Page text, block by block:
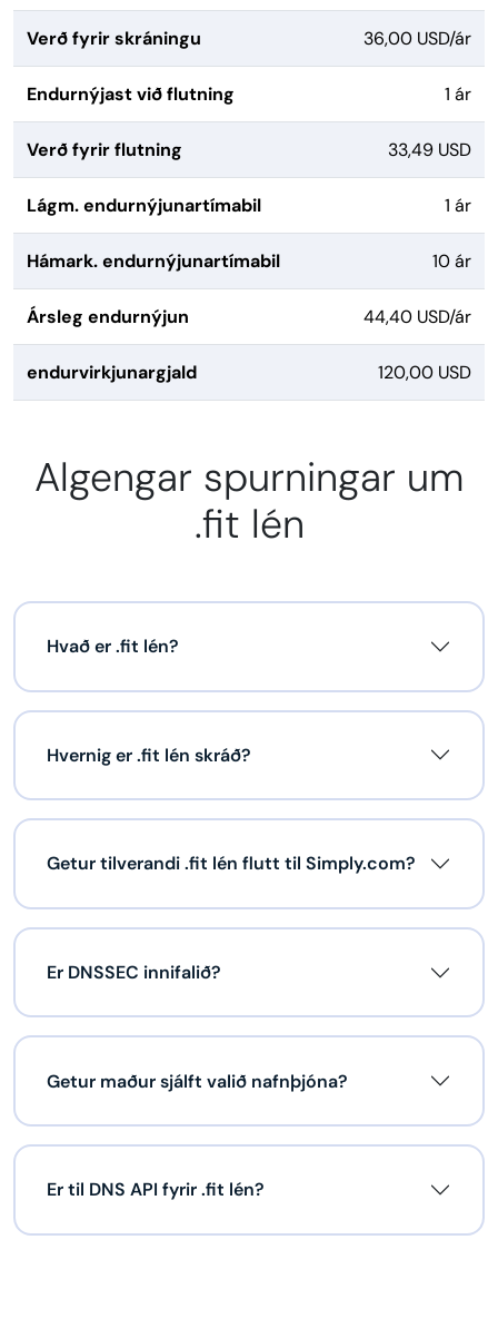
Verð fyrir skráningu 36,00 USD/ár
Endurnýjast við flutning 1 ár
Verð fyrir flutning 33,49 USD
Lágm. endurnýjunartímabil 1 ár
Hámark. endurnýjunartímabil 10 ár
Ársleg endurnýjun 44,40 USD/ár
endurvirkjunargjald 120,00 USD
Algengar spurningar um
.fit lén
Hvað er .fit lén?
Hvernig er .fit lén skráð?
Getur tilverandi .fit lén flutt til Simply.com?
Er DNSSEC innifalið?
Getur maður sjálft valið nafnþjóna?
Er til DNS API fyrir .fit lén?